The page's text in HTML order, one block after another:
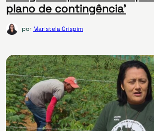
plano de contingência’
por Maristela Crispim